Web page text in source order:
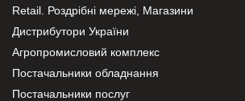
Retail. Роздрібні мережі, Магазини
Дистрибутори України
Агропромисловий комплекс
Постачальники обладнання
Постачальники послуг